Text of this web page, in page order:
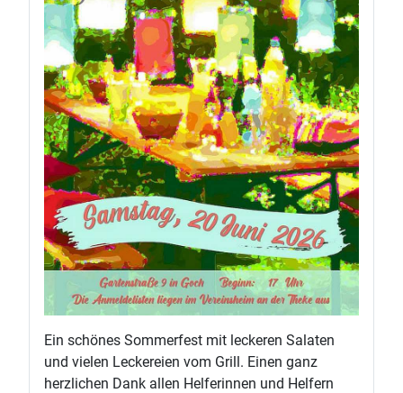
Ein schönes Sommerfest mit leckeren Salaten
und vielen Leckereien vom Grill. Einen ganz
herzlichen Dank allen Helferinnen und Helfern